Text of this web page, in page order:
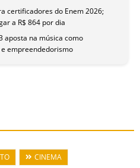
certificadores do Enem 2026;
a R$ 864 por dia
aposta na música como
empreendedorismo
CINEMA